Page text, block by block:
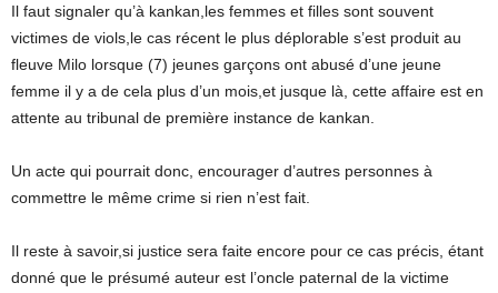
Il faut signaler qu’à kankan,les femmes et filles sont souvent
victimes de viols,le cas récent le plus déplorable s’est produit au
fleuve Milo lorsque (7) jeunes garçons ont abusé d’une jeune
femme il y a de cela plus d’un mois,et jusque là, cette affaire est en
attente au tribunal de première instance de kankan.
Un acte qui pourrait donc, encourager d’autres personnes à
commettre le même crime si rien n’est fait.
Il reste à savoir,si justice sera faite encore pour ce cas précis, étant
donné que le présumé auteur est l’oncle paternal de la victime